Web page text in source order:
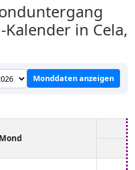
in Cela,
Monddaten anzeigen
Mond